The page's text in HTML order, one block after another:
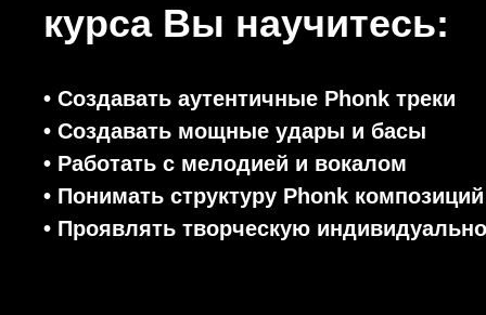
• Создавать аутентичные Phonk треки
• Создавать мощные удары и басы
• Работать с мелодией и вокалом
• Понимать структуру Phonk композиций
• Проявлять творческую
курса Вы научитесь: